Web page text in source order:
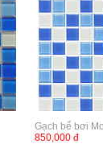
Gạch bể bơi
850,000 đ